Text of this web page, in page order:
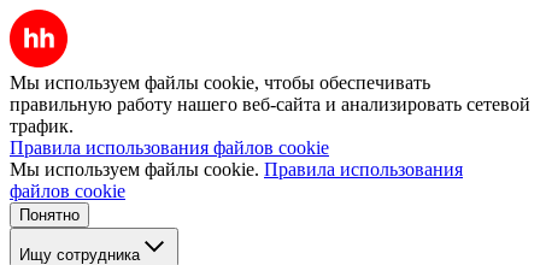
Мы используем файлы cookie, чтобы обеспечивать
правильную работу нашего веб-сайта и анализировать сетевой
трафик.
Правила использования файлов cookie
Мы используем файлы cookie. Правила использования
файлов cookie
Понятно
Ищу сотрудника